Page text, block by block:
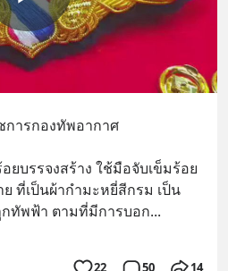
การกองทัพอากาศ
ยบรรจงสร้าง ใช้มือจับเข็มร้อย
ที่เป็นผ้ากำมะหยี่สีกรม เป็น
ทัพฟ้า ตามที่มีการบอก...
22 50 14